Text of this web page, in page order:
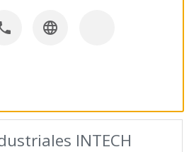

INTECH